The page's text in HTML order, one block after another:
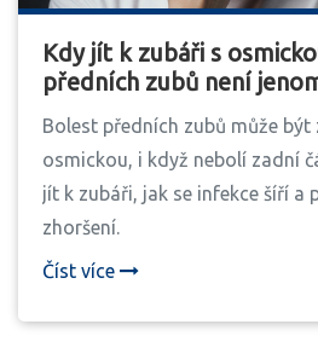
Kdy jít k zubáři s
předních zubů není
problém
Bolest předních zubů může být
osmickou, i když nebolí zadní
jít k zubáři, jak se infekce šíří a
zhoršení.
Číst více